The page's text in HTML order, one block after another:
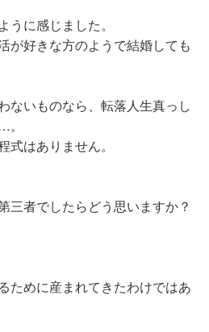
に感じました。
が好きな方のようで結婚しても
ないものなら、転落人生真っし
はありません。
三者でしたらどう思いますか？
ために産まれてきたわけではあ